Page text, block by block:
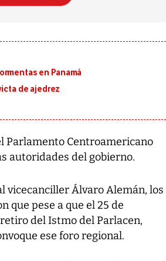
en Panamá
de ajedrez
Parlamento Centroamericano
autoridades del gobierno.
vicecanciller Álvaro Alemán, los
pese a que el 25 de
del Istmo del Parlacen,
ese foro regional.
al sur de Japón, provocando una